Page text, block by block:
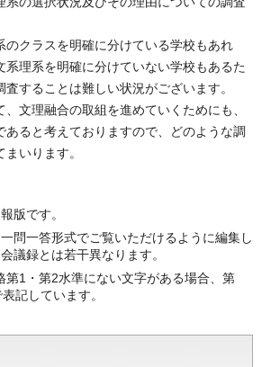
のクラスを明確に分けている学校もあれ
系理系を明確に分けていない学校もあるた
することは難しい状況がございます。
文理融合の取組を進めていくためにも、
あると考えておりますので、どのような調
いります。
版です。
問一答形式でご覧いただけるように編集し
議録とは若干異なります。
第1・第2水準にない文字がある場合、第
記しています。